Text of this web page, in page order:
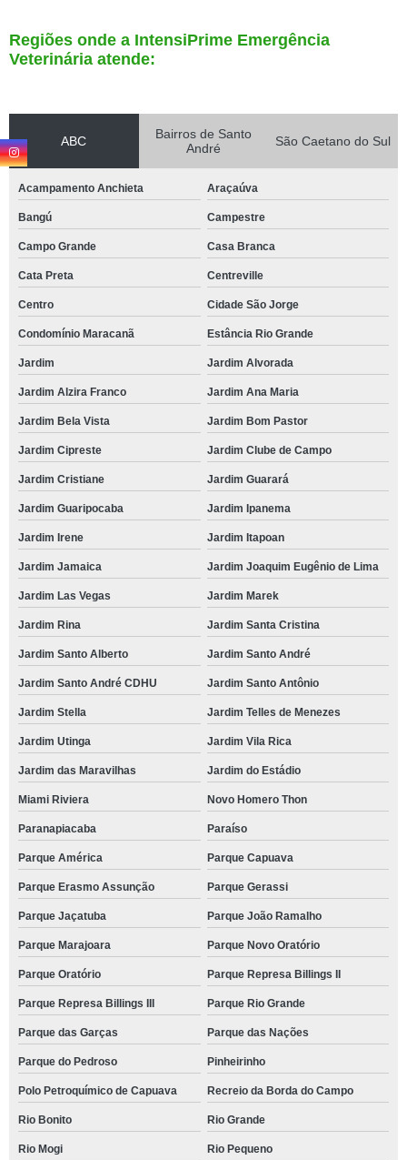
Regiões onde a IntensiPrime Emergência
Veterinária atende:
ABC
Bairros de Santo
André
São Caetano do Sul
Acampamento Anchieta Araçaúva
Bangú Campestre
Campo Grande Casa Branca
Cata Preta Centreville
Centro Cidade São Jorge
Condomínio Maracanã Estância Rio Grande
Jardim Jardim Alvorada
Jardim Alzira Franco Jardim Ana Maria
Jardim Bela Vista Jardim Bom Pastor
Jardim Cipreste Jardim Clube de Campo
Jardim Cristiane Jardim Guarará
Jardim Guaripocaba Jardim Ipanema
Jardim Irene Jardim Itapoan
Jardim Jamaica Jardim Joaquim Eugênio de Lima
Jardim Las Vegas Jardim Marek
Jardim Rina Jardim Santa Cristina
Jardim Santo Alberto Jardim Santo André
Jardim Santo André CDHU Jardim Santo Antônio
Jardim Stella Jardim Telles de Menezes
Jardim Utinga Jardim Vila Rica
Jardim das Maravilhas Jardim do Estádio
Miami Riviera Novo Homero Thon
Paranapiacaba Paraíso
Parque América Parque Capuava
Parque Erasmo Assunção Parque Gerassi
Parque Jaçatuba Parque João Ramalho
Parque Marajoara Parque Novo Oratório
Parque Oratório Parque Represa Billings II
Parque Represa Billings III Parque Rio Grande
Parque das Garças Parque das Nações
Parque do Pedroso Pinheirinho
Polo Petroquímico de Capuava Recreio da Borda do Campo
Rio Bonito Rio Grande
Rio Mogi Rio Pequeno